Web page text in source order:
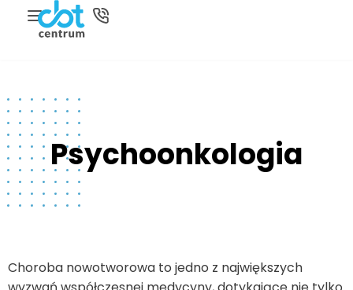
Psychoonkologia
Choroba nowotworowa to jedno z największych